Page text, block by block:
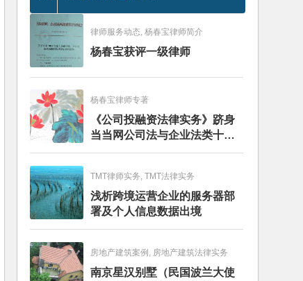
律师服务动态, 杨春宝律师简介
杨春宝获评一级律师
杨春宝律师专著
《公司投融资法律实务》跻身
当当网公司法与企业法类十大
畅销图书榜
TMT律师实务, TMT法律实务
浅析跨境运营企业的服务器部
署及个人信息数据出境
房地产建筑案例, 房地产建筑法律实务
南京星汉别墅（民国波兰大使